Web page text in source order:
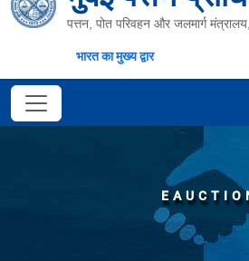
पत्तन, पोत परिवहन और जलमार्ग
भारत का मुख्य द्वार